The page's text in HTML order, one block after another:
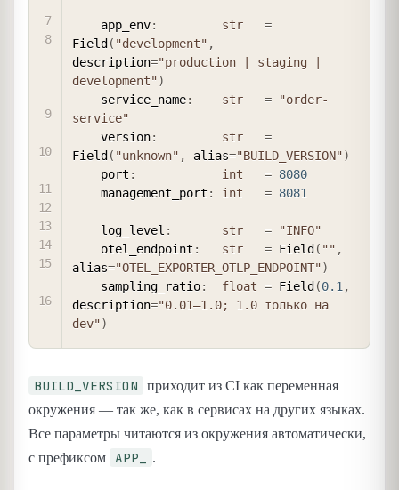
    app_env
: str
=
Field ( "development" ,
description="production | staging |
development")
    service_name
: str =
"order-
service"
    version
: str
=
Field ( "unknown" , alias="BUILD_VERSION")
    port
: int = 8080
    management_port
: int = 8081
    log_level
: str =
"INFO"
    otel_endpoint
: str = Field ( "" ,
alias="OTEL_EXPORTER_OTLP_ENDPOINT")
    sampling_ratio
: float = Field (0.1 ,
description="0.01–1.0; 1.0 только на
dev")
BUILD_VERSION
приходит из CI как переменная
окружения — так же, как в сервисах на других языках.
Все параметры читаются из окружения автоматически,
с префиксом APP_ .